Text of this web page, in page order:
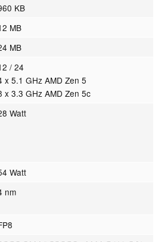
KB
MB
MB
/ 24
x 5.1 GHz AMD Zen 5
x 3.3 GHz AMD Zen 5c
Watt
Watt
nm